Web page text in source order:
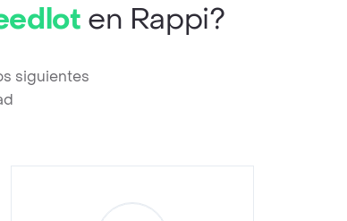
en Rappi?
siguientes